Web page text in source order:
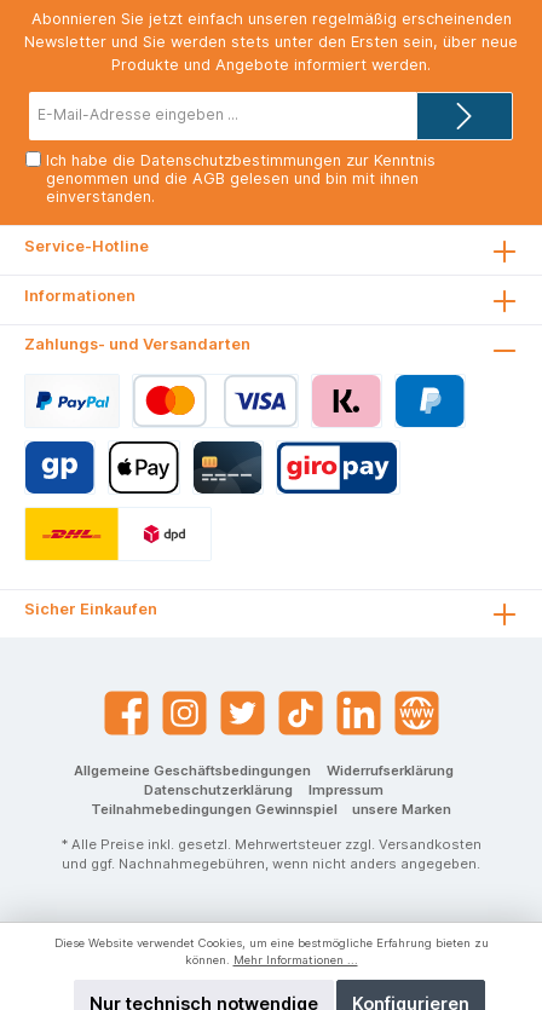
Abonnieren Sie jetzt einfach unseren regelmäßig erscheinenden
Newsletter und Sie werden stets unter den Ersten sein, über neue
Produkte und Angebote informiert werden.
Mail-
Ich habe die Datenschutzbestimmungen zur Kenntnis
genommen und die AGB gelesen und bin mit ihnen
einverstanden.
Service-Hotline
Informationen
Zahlungs- und Versandarten
Sicher Einkaufen
Allgemeine Geschäftsbedingungen
Widerrufserklärung
Datenschutzerklärung
Impressum
Teilnahmebedingungen Gewinnspiel
unsere Marken
* Alle Preise inkl. gesetzl. Mehrwertsteuer zzgl. Versandkosten
und ggf. Nachnahmegebühren, wenn nicht anders angegeben.
Diese Website verwendet Cookies, um eine bestmögliche Erfahrung bieten zu
können.
Mehr Informationen ...
Nur technisch notwendige Konfigurieren